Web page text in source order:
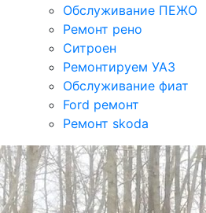
Обслуживание ПЕЖО
Ремонт рено
Ситроен
Ремонтируем УАЗ
Обслуживание фиат
Ford ремонт
Ремонт skoda